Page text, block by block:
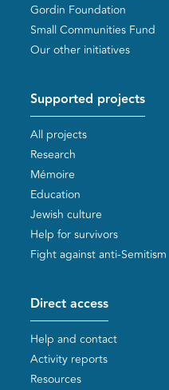
Gordin Foundation
Small Communities Fund
Our other initiatives
Supported projects
All projects
Research
Mémoire
Education
Jewish culture
Help for survivors
Fight against anti-Semitism
Direct access
Help and contact
Activity reports
Resources